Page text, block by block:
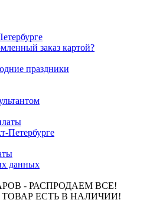
заказ картой?
праздники
Петербурге
данных
- РАСПРОДАЕМ ВСЕ!
ЕСТЬ В НАЛИЧИИ!